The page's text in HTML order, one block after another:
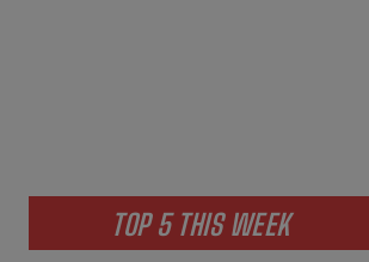
TOP 5 THIS WEEK